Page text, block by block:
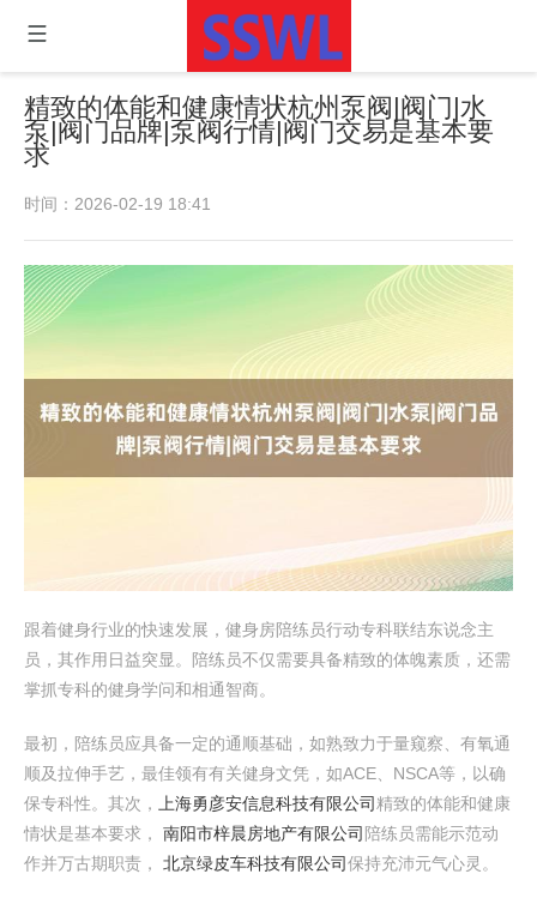
精致的体能和健康情状杭州泵阀|阀门|水
泵|阀门品牌|泵阀行情|阀门交易是基本要
求
时间：2026-02-19 18:41
跟着健身行业的快速发展，健身房陪练员行动专科联结东说念主
员，其作用日益突显。陪练员不仅需要具备精致的体魄素质，还需
掌抓专科的健身学问和相通智商。
最初，陪练员应具备一定的通顺基础，如熟致力于量窥察、有氧通
顺及拉伸手艺，最佳领有有关健身文凭，如ACE、NSCA等，以确
保专科性。其次，
上海勇彦安信息科技有限公司 精致的体能和健康
情状是基本要求， 南阳市梓晨房地产有限公司 陪练员需能示范动
作并万古期职责， 北京绿皮车科技有限公司保持充沛元气心灵。